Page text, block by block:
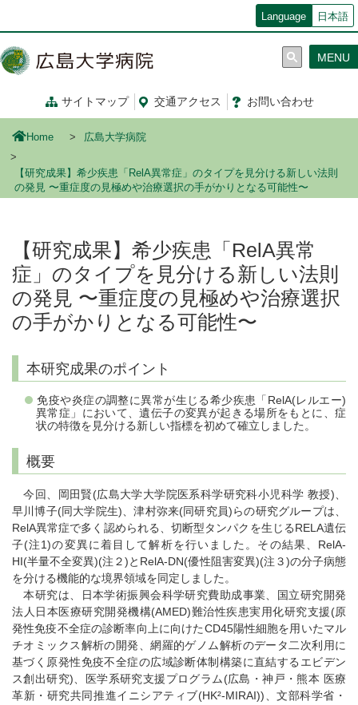
コ
ン
移
Language 日本語
サイトマップ 交通アクセス お問い合わせ
MENU
Home 広島大学病院
【研究成果】希少疾患「RelA異常症」のタイプを見分ける新しい法則
の発見 〜重症度の見極めや治療選択の手がかりとなる可能性〜
【研究成果】希少疾患「RelA異常
症」のタイプを見分ける新しい法則
の発見 〜重症度の見極めや治療選択
の手がかりとなる可能性〜
本研究成果のポイント
免疫や炎症の調整に異常が生じる希少疾患「RelA(レルエー)
異常症」において、遺伝子の変異が起きる場所をもとに、症
状の特徴を見分ける新しい指標を初めて確立しました。
概要
今回、岡田賢(広島大学大学院医系科学研究科小児科学 教授)、
早川博子(同大学院生)、津村弥来(同研究員)らの研究グループは、
RelA異常症で多く認められる、切断型タンパクを生じるRELA遺伝
子(注1)の変異に着目して解析を行いました。その結果、RelA-
HI(半量不全変異)(注２)とRelA-DN(優性阻害変異)(注３)の分子病態
を分ける機能的な境界領域を同定しました。
本研究は、日本学術振興会科学研究費助成事業、国立研究開発
法人日本医療研究開発機構(AMED)難治性疾患実用化研究支援(原
発性免疫不全症の診断率向上に向けたCD45陽性細胞を用いたマル
チオミックス解析の開発、網羅的ゲノム解析のデータ二次利用に
基づく原発性免疫不全症の広域診断体制構築に直結するエビデン
ス創出研究)、医学系研究支援プログラム(広島・神戸・熊本 医療
革新・研究共同推進イニシアティブ(HK²-MIRAI))、文部科学省・